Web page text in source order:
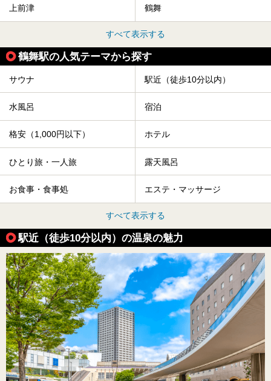
上前津 鶴舞
すべて表示する
鶴舞駅の人気テーマから探す
サウナ 駅近（徒歩10分以内）
水風呂 宿泊
格安（1,000円以下） ホテル
ひとり旅・一人旅 露天風呂
お食事・食事処 エステ・マッサージ
すべて表示する
駅近（徒歩10分以内）の温泉の魅力